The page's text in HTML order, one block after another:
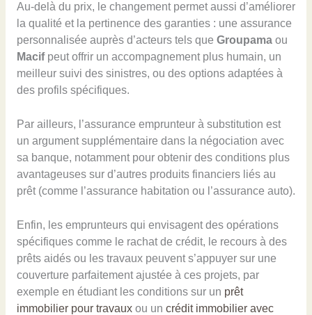
Au-delà du prix, le changement permet aussi d’améliorer
la qualité et la pertinence des garanties : une assurance
personnalisée auprès d’acteurs tels que Groupamaou
Macifpeut offrir un accompagnement plus humain, un
meilleur suivi des sinistres, ou des options adaptées à
des profils spécifiques.
Par ailleurs, l’assurance emprunteur à substitution est
un argument supplémentaire dans la négociation avec
sa banque, notamment pour obtenir des conditions plus
avantageuses sur d’autres produits financiers liés au
prêt (comme l’assurance habitation ou l’assurance auto).
Enfin, les emprunteurs qui envisagent des opérations
spécifiques comme le rachat de crédit, le recours à des
prêts aidés ou les travaux peuvent s’appuyer sur une
couverture parfaitement ajustée à ces projets, par
exemple en étudiant les conditions sur un prêt
immobilier pour travauxou un crédit immobilier avec